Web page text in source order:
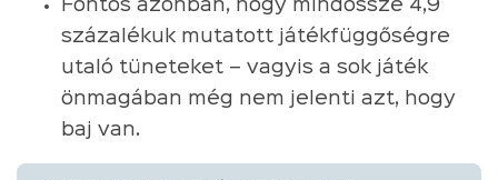
Fontos azonban, hogy mindössze 4,9
százalékuk mutatott játékfüggőségre
utaló tüneteket – vagyis a sok játék
önmagában még nem jelenti azt, hogy
baj van.